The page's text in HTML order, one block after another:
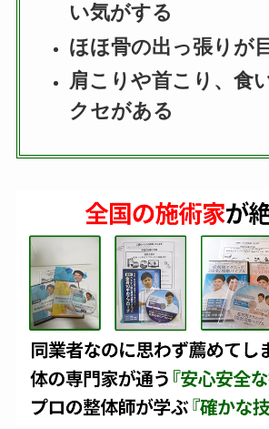
い気がする
ほほ骨の出っ張りが
肩こりや首こり、食
クセがある